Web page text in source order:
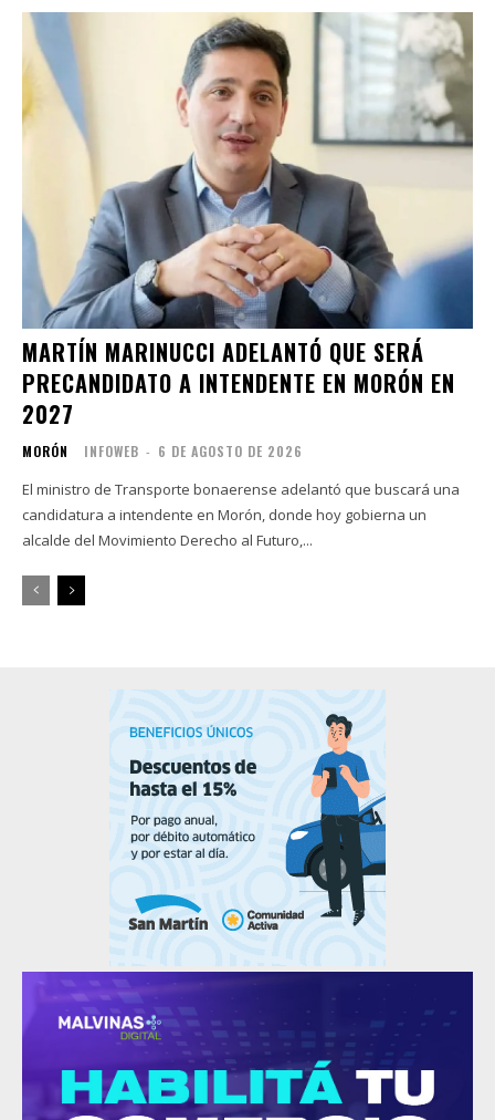
MARTÍN MARINUCCI ADELANTÓ QUE SERÁ
PRECANDIDATO A INTENDENTE EN MORÓN EN
2027
MORÓN INFOWEB - 6 DE AGOSTO DE 2026
El ministro de Transporte bonaerense adelantó que buscará una
candidatura a intendente en Morón, donde hoy gobierna un
alcalde del Movimiento Derecho al Futuro,...